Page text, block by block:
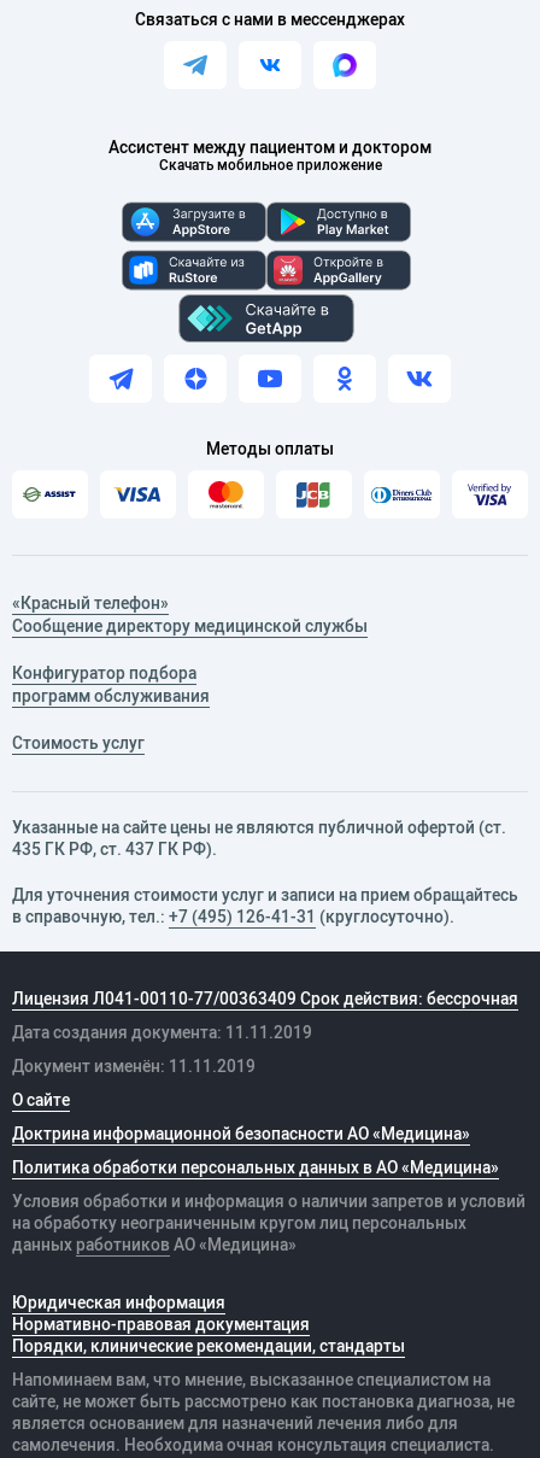
Ассистент между пациентом и доктором
Скачать мобильное приложение
Связаться с нами в мессенджерах
Методы оплаты
«Красный телефон»
Сообщение директору медицинской службы
Конфигуратор подбора
программ обслуживания
Стоимость услуг
Указанные на сайте цены не являются публичной офертой (ст.
435 ГК РФ, cт. 437 ГК РФ).
Для уточнения стоимости услуг и записи на прием обращайтесь
в справочную, тел.: +7 (495) 126-41-31 (круглосуточно).
Лицензия Л041-00110-77/00363409 Срок действия: бессрочная
Дата создания документа: 11.11.2019
Документ изменён: 11.11.2019
О сайте
Доктрина информационной безопасности АО «Медицина»
Политика обработки персональных данных в АО «Медицина»
Условия обработки и информация о наличии запретов и условий
на обработку неограниченным кругом лиц персональных
данных работников АО «Медицина»
Юридическая информация
Нормативно-правовая документация
Порядки, клинические рекомендации, стандарты
Напоминаем вам, что мнение, высказанное специалистом на
сайте, не может быть рассмотрено как постановка диагноза, не
является основанием для назначений лечения либо для
самолечения. Необходима очная консультация специалиста.